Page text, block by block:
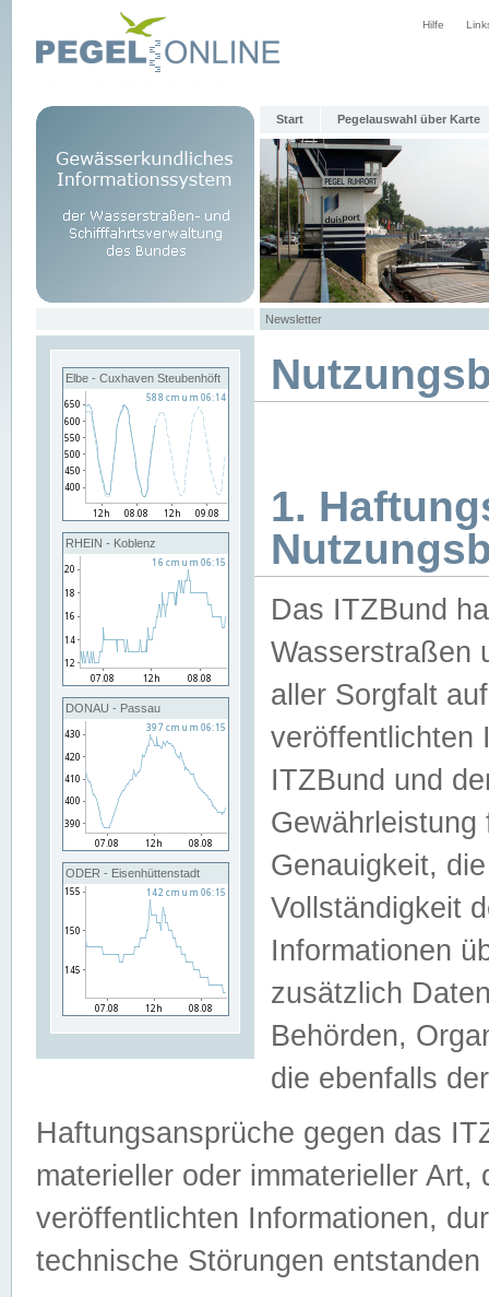
Hilfe
Start Pegelauswahl über Karte
Newsletter
Elbe - Cuxhaven Steubenhöft
RHEIN - Koblenz
DONAU - Passau
ODER - Eisenhüttenstadt
1.
Das ITZBund
Wasserstraßen
aller Sorgfalt
veröffentlichten
ITZBund und
Genauigkeit,
Vollständigkeit
Informationen
zusätzlich
Behörden,
die ebenfalls
Haftungsansprüche gegen das
materieller oder immaterieller
veröffentlichten Informationen,
technische Störungen